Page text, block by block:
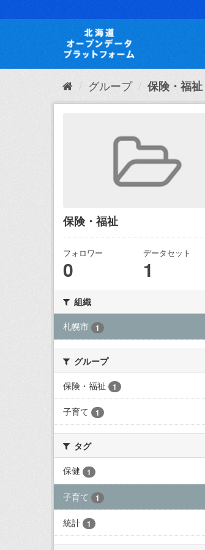
キ
て
グループ 保険・福祉
保険・福祉
フォロワー
0
データセット
1
組織
札幌市
1
グループ
保険・福祉
1
子育て 1
タグ
保健
1
子育て 1
統計 1